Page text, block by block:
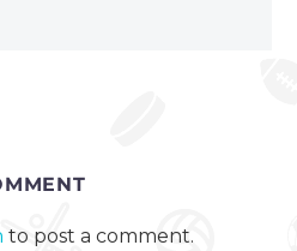
to post a comment.